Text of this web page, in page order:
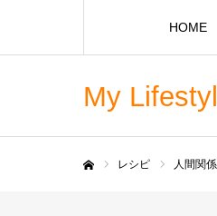
My
HOME
レシピ 人間関係